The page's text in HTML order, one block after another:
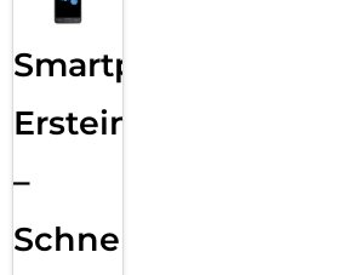
Smartphone
Ersteinrichtung
–
Schnelle